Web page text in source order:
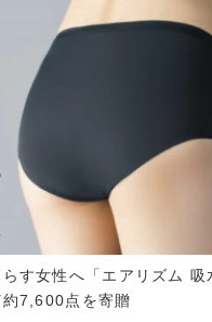
す女性へ「エアリズム 吸
7,600点を寄贈